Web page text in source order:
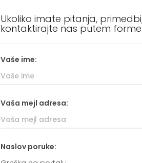
Ukoliko imate pitanja,
kontaktirajte nas putem
Vaše ime:
Vaša mejl adresa:
Naslov poruke: